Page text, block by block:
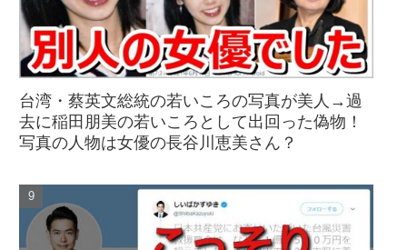
台湾・蔡英文総統の若いころの写真が美人→過
去に稲田朋美の若いころとして出回った偽物！
写真の人物は女優の長谷川恵美さん？